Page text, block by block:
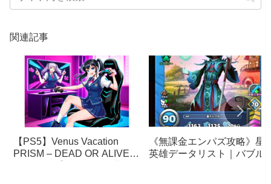
関連記事
【PS5】Venus Vacation
PRISM – DEAD OR ALIVE
《無課金エンパズ攻略》星5
英雄データリスト｜バブル